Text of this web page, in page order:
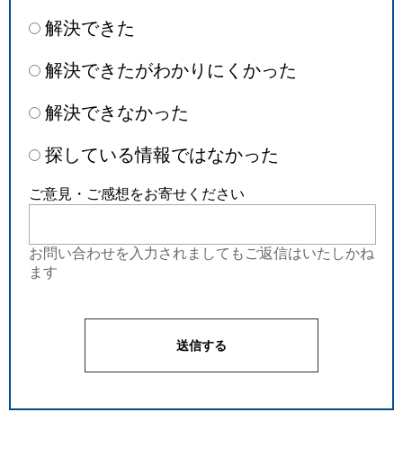
解決できた
解決できたがわかりにくかった
解決できなかった
探している情報ではなかった
ご意見・ご感想をお寄せください
お問い合わせを入力されましてもご返信はいたしかね
ます